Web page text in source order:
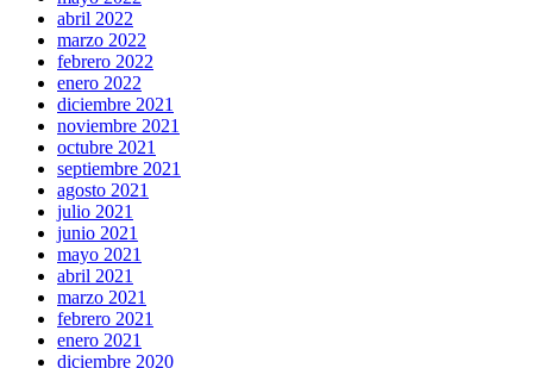
abril 2022
marzo 2022
febrero 2022
enero 2022
diciembre 2021
noviembre 2021
octubre 2021
septiembre 2021
agosto 2021
julio 2021
junio 2021
mayo 2021
abril 2021
marzo 2021
febrero 2021
enero 2021
diciembre 2020